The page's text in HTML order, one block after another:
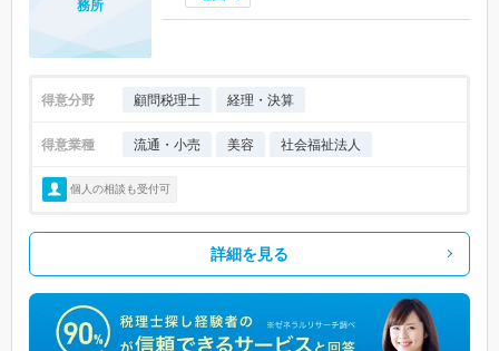
務所
得意分野 顧問税理士 経理・決算
得意業種 流通・小売 美容 社会福祉法人
個人の相談も受付可
詳細を見る